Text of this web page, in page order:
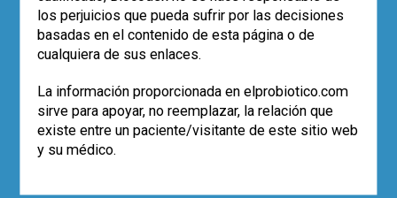
muciniphila
bacterias más abundantes de la
microbiota intestinal, parece tener un
papel en patologías como la obesidad y
la diabetes mellitus 2.
los perjuicios que pueda sufrir por las decisiones
basadas en el contenido de esta página o de
cualquiera de sus enlaces.
La información proporcionada en elprobiotico.com
sirve para apoyar, no reemplazar, la relación que
existe entre un paciente/visitante de este sitio web
y su médico.